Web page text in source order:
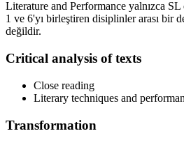
Literature and Performance yalnızca
1 ve 6'yı birleştiren disiplinler arası bir
değildir.
Critical analysis of texts
Close reading
Literary techniques and
Transformation